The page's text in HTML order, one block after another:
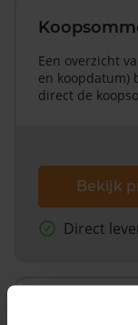
Een overzicht
en koopdatum)
direct de
Bekijk
Direct